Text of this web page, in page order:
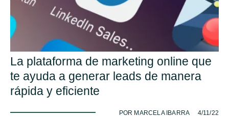
La plataforma de marketing online que
te ayuda a generar leads de manera
rápida y eficiente
- POR MARCELA IBARRA 4/11/22